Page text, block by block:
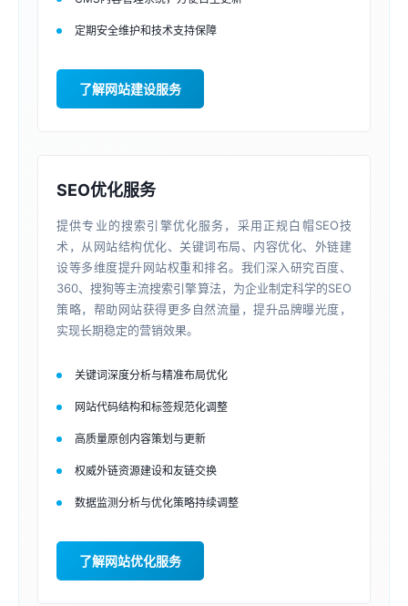
定期安全维护和技术支持保障
了解网站建设服务
SEO优化服务
提供专业的搜索引擎优化服务，采用正规白帽SEO技
术，从网站结构优化、关键词布局、内容优化、外链建
设等多维度提升网站权重和排名。我们深入研究百度、
360、搜狗等主流搜索引擎算法，为企业制定科学的SEO
策略，帮助网站获得更多自然流量，提升品牌曝光度，
实现长期稳定的营销效果。
关键词深度分析与精准布局优化
网站代码结构和标签规范化调整
高质量原创内容策划与更新
权威外链资源建设和友链交换
数据监测分析与优化策略持续调整
了解网站优化服务